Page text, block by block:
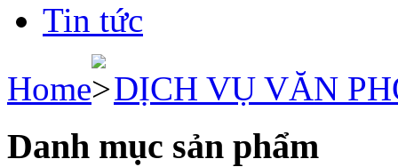
Tin tức
Home
DỊCH VỤ VĂN
Danh mục sản phẩm